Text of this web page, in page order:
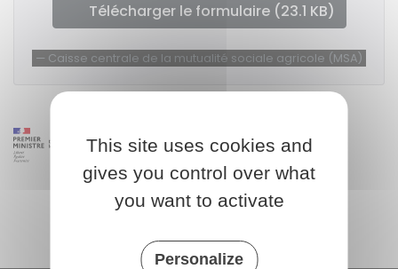
Télécharger le formulaire (23.1 KB)
Caisse centrale de la mutualité sociale agricole (MSA)
This site uses cookies and
gives you control over what
you want to activate
Personalize